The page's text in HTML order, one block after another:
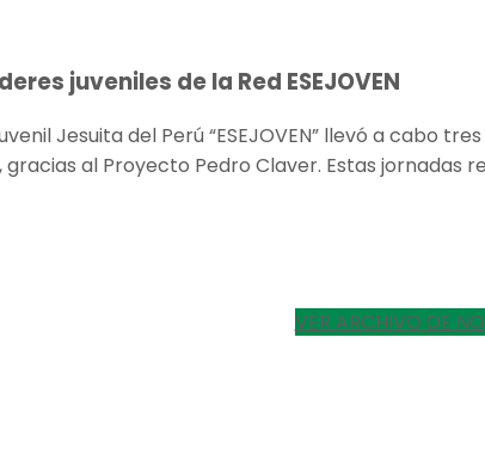
juveniles de la Red ESEJOVEN
Jesuita del Perú “ESEJOVEN” llevó a cabo
al Proyecto Pedro Claver. Estas jornadas
VER ARCHIVO DE